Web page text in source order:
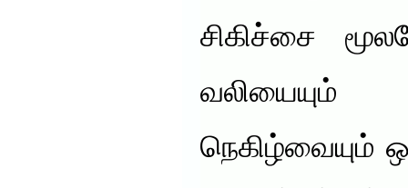
சிகிச்சை
நெகிழ்வையும்